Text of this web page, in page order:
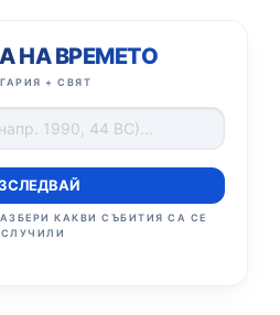
НА ВРЕМЕТО
+ СВЯТ
КАКВИ СЪБИТИЯ СА СЕ
СЛУЧИЛИ